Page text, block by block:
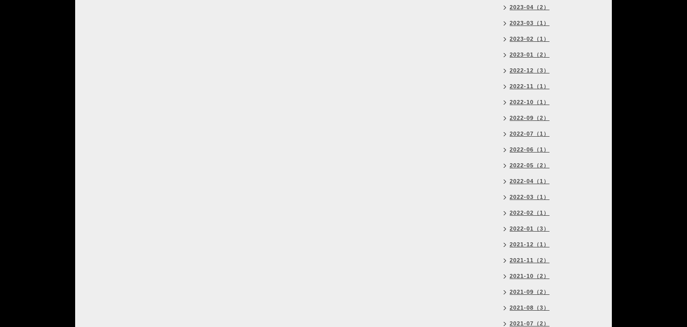
2023-04（2）
2023-03（1）
2023-02（1）
2023-01（2）
2022-12（3）
2022-11（1）
2022-10（1）
2022-09（2）
2022-07（1）
2022-06（1）
2022-05（2）
2022-04（1）
2022-03（1）
2022-02（1）
2022-01（3）
2021-12（1）
2021-11（2）
2021-10（2）
2021-09（2）
2021-08（3）
2021-07（2）